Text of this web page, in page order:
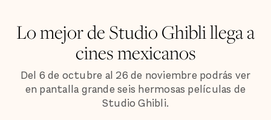
Lo mejor de Studio Ghibli llega a
cines mexicanos
Del 6 de octubre al 26 de noviembre podrás ver
en pantalla grande seis hermosas películas de
Studio Ghibli.